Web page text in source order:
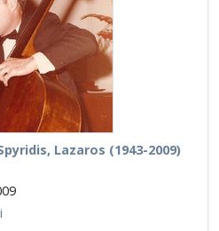
Lazaros (1943-2009)